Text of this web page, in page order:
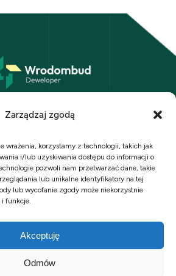
Zarządzaj zgodą
wrażenia, korzystamy z technologii, takich jak
i/lub uzyskiwania dostępu do informacji o
pozwoli nam przetwarzać dane, takie
lub unikalne identyfikatory na tej
lub wycofanie zgody może niekorzystnie
i funkcje.
Akceptuję
Odmów
108a/4, 50-441 Wrocław
Polityka prywatności
+48 723 030 443
budynków oraz mieszkań mają charakter poglądowy i nie